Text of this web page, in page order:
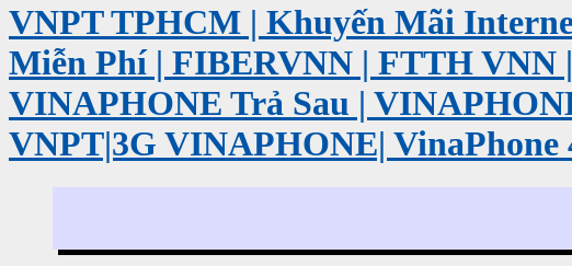
VNPT TPHCM | Khuyến Mãi
Miễn Phí | FIBERVNN | FTTH VNN
VINAPHONE Trả Sau |
VNPT|3G VINAPHONE| VinaPhone